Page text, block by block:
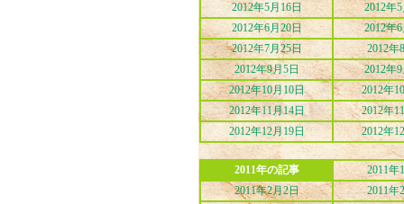
2012年5月16日
2012年
2012年6月20日
2012年
2012年7月25日
2012年
2012年9月5日
2012年
2012年10月10日
2012年
2012年11月14日
2012年
2012年12月19日
2012年
2011年の記事
2011年
2011年2月2日
2011年